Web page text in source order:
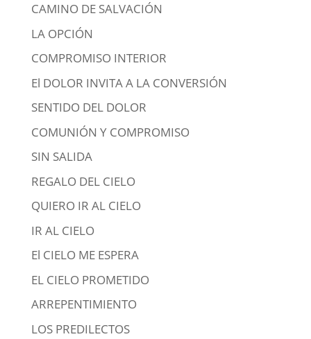
CAMINO DE SALVACIÓN
LA OPCIÓN
COMPROMISO INTERIOR
El DOLOR INVITA A LA CONVERSIÓN
SENTIDO DEL DOLOR
COMUNIÓN Y COMPROMISO
SIN SALIDA
REGALO DEL CIELO
QUIERO IR AL CIELO
IR AL CIELO
El CIELO ME ESPERA
EL CIELO PROMETIDO
ARREPENTIMIENTO
LOS PREDILECTOS